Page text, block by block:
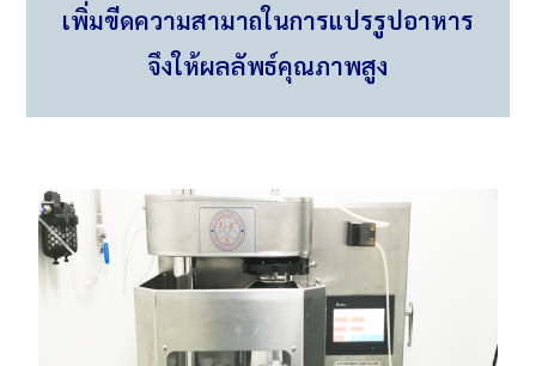
เพิ่มขีดความสามาถในการแปรรูปอาหาร
จึงให้ผลลัพธ์คุณภาพสูง